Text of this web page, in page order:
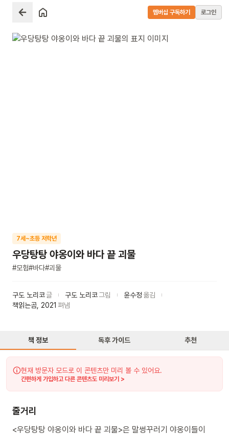
멤버십 구독하기 로그인
7세~초등 저학년
우당탕탕 야옹이와 바다 끝 괴물
#모험#바다#괴물
구도 노리코글 구도 노리코그림 윤수정 옮김
책읽는곰 2021 펴냄
책 정보 독후 가이드 추천
현재 방문자 모드로 이 콘텐츠만 미리 볼 수 있어요.
간편하게 가입하고 다른 콘텐츠도 미리보기 >
줄거리
<우당탕탕 야옹이와 바다 끝 괴물>은 말썽꾸러기 야옹이들이